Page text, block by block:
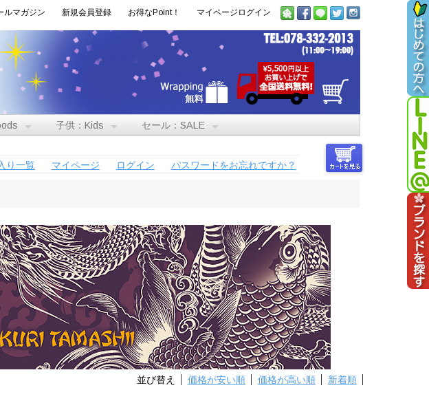
ルマガジン 新規会員登録 お得なPoint！ マイページログイン
子供：Kids セール：SALE
り一覧
マイページ ログイン パスワードをお忘れですか？
並び替え 価格が安い順 価格が高い順 新着順